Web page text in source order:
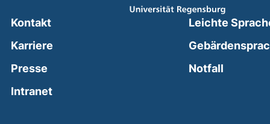
Kontakt
Karriere
Presse
Intranet(external link, opens in a new window)
Leichte
Notfall